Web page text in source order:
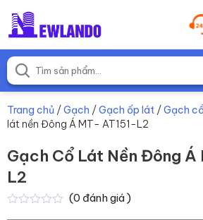
Trang chủ /Gạch /Gạch ốp lát /Gạch
lát nền Đông Á MT- AT151-L2
Gạch Cổ Lát Nền Đông Á
L2
(0 đánh giá )